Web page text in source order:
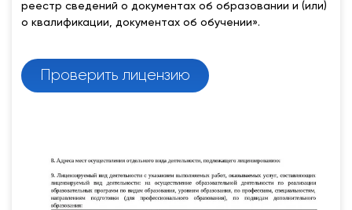
реестр сведений о документах об образовании и (или)
о квалификации, документах об обучении».
Проверить лицензию